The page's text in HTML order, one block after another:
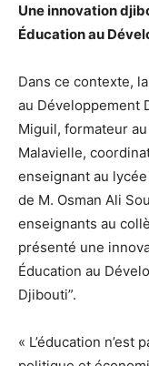
Une innovation
Éducation au
Dans ce contexte,
au Développement
Miguil, formateur
Malavielle,
enseignant au
de M. Osman Ali
enseignants au
présenté une
Éducation au
Djibouti”.
« L’éducation n’est